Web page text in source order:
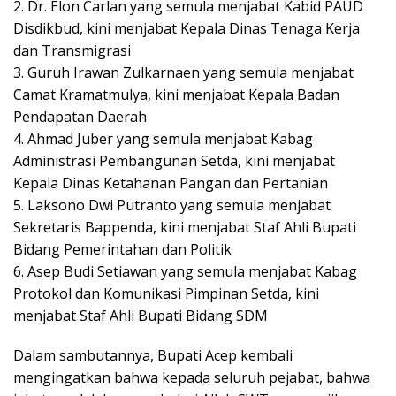
2. Dr. Elon Carlan yang semula menjabat Kabid PAUD
Disdikbud, kini menjabat Kepala Dinas Tenaga Kerja
dan Transmigrasi
3. Guruh Irawan Zulkarnaen yang semula menjabat
Camat Kramatmulya, kini menjabat Kepala Badan
Pendapatan Daerah
4. Ahmad Juber yang semula menjabat Kabag
Administrasi Pembangunan Setda, kini menjabat
Kepala Dinas Ketahanan Pangan dan Pertanian
5. Laksono Dwi Putranto yang semula menjabat
Sekretaris Bappenda, kini menjabat Staf Ahli Bupati
Bidang Pemerintahan dan Politik
6. Asep Budi Setiawan yang semula menjabat Kabag
Protokol dan Komunikasi Pimpinan Setda, kini
menjabat Staf Ahli Bupati Bidang SDM
Dalam sambutannya, Bupati Acep kembali
mengingatkan bahwa kepada seluruh pejabat, bahwa